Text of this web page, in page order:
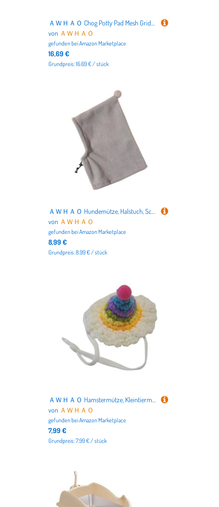
ＡＷＨＡＯ Chog Potty Pad Mesh Grids Toilette mit Abnehmbaren Netzwerkhunden Toilette von Zoll Hunden für Welpen für Kleine Hunde, Gelb
von ＡＷＨＡＯ
gefunden beiAmazon Marketplace
16,69 €
Grundpreis: 16.69 € / stück
ＡＷＨＡＯ Hundemütze, Halstuch, Schal, Kopfschmuck, Mütze, Haarschmuck, Kopfbedeckung, Fleece Ohrenschützer für Kleintiere, Katzen, Grau, L
von ＡＷＨＡＯ
gefunden beiAmazon Marketplace
8,99 €
Grundpreis: 8.99 € / stück
ＡＷＨＡＯ Hamstermütze, Kleintiermütze, Handgestrickte Mütze, Haustier-Kopfbedeckung für Schlangen, Eidechsen, Papageien, Regenbogen
von ＡＷＨＡＯ
gefunden beiAmazon Marketplace
7,99 €
Grundpreis: 7.99 € / stück